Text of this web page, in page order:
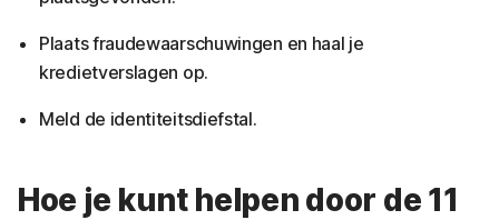
Plaats fraudewaarschuwingen en haal je
kredietverslagen op.
Meld de identiteitsdiefstal.
Hoe je kunt helpen door de 11